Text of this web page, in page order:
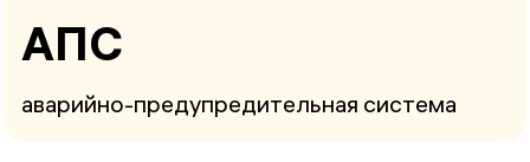
АПС
аварийно-предупредительная система